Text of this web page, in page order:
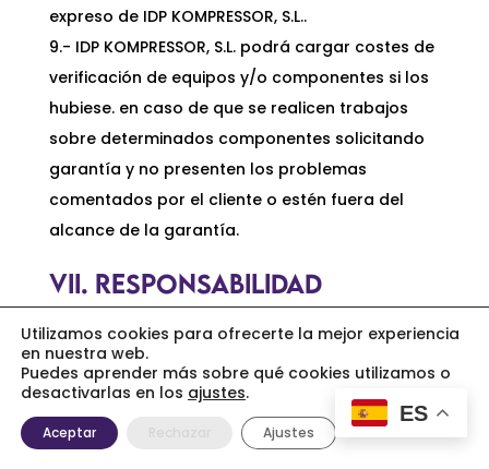
expreso de IDP KOMPRESSOR, S.L..
9.- IDP KOMPRESSOR, S.L. podrá cargar costes de
verificación de equipos y/o componentes si los
hubiese. en caso de que se realicen trabajos
sobre determinados componentes solicitando
garantía y no presenten los problemas
comentados por el cliente o estén fuera del
alcance de la garantía.
VII. RESPONSABILIDAD
Nuestra responsabilidad y la de nuestra casa
matriz por productos entregados a terceros, se
limita exclusivamente a la cesión de derechos
que nos pudiesen corresponder frente a los
proveedores de dichos productos.
ES
Utilizamos cookies para ofrecerte la mejor experiencia
en nuestra web.
Puedes aprender más sobre qué cookies utilizamos o
desactivarlas en los ajustes.
Aceptar Ajustes